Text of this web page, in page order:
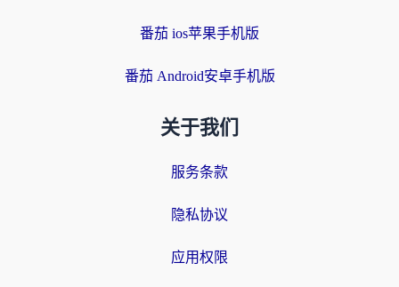
番茄 ios苹果手机版
番茄 Android安卓手机版
关于我们
服务条款
隐私协议
应用权限